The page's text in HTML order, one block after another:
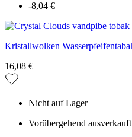
-8,04 €
Kristallwolken
16,08 €
Nicht auf Lager
Vorübergehend ausverkauft